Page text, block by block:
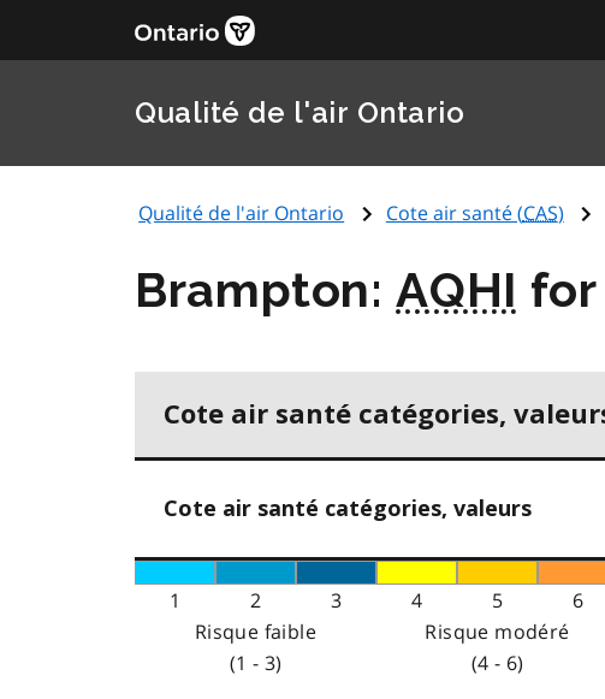
Qualité de l'air Ontario
Qualité de l'air Ontario Cote air santé (CAS)
Brampton:AQHI
Cote air santé catégories,
Cote air santé catégories, valeurs
1 2 3 4 5 6
Risque faible
(1 - 3)
Risque modéré
(4 - 6)